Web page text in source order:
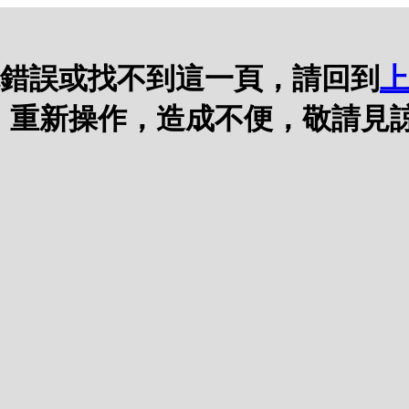
誤或找不到這一頁，請回到
重新操作，造成不便，敬請見